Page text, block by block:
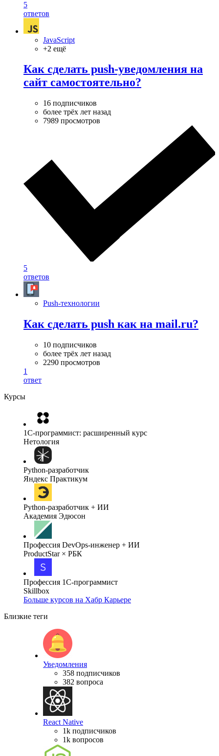
5
ответов
JavaScript
+2 ещё
Как сделать push-уведомления на
сайт самостоятельно?
16 подписчиков
более трёх лет назад
7989 просмотров
5
ответов
Push-технологии
Как сделать push как на mail.ru?
10 подписчиков
более трёх лет назад
2290 просмотров
1
ответ
Курсы
1C-программист: расширенный курс
Нетология
Python-разработчик
Яндекс Практикум
Python-разработчик + ИИ
Академия Эдюсон
Профессия DevOps-инженер + ИИ
ProductStar × РБК
Профессия 1С-программист
Skillbox
Больше курсов на Хабр Карьере
Близкие теги
Уведомления
358 подписчиков
382 вопроса
React Native
1k подписчиков
1k вопросов